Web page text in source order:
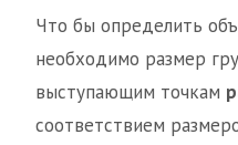
Что бы определить
необходимо размер
выступающим точкам
соответствием